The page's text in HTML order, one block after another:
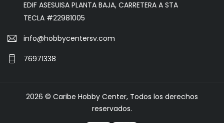
EDIF ASESUISA PLANTA BAJA, CARRETERA A STA
TECLA #22981005
info@hobbycentersv.com
76971338
2026 © Caribe Hobby Center, Todos los derechos
reservados.